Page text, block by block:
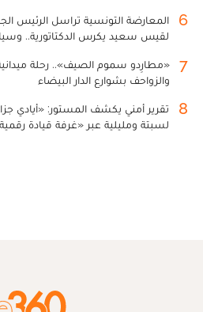
6
المعارضة التونسية تراسل الرئيس
لقيس سعيد يكرس الدكتاتورية..
7
«مطارِدو سموم الصيف».. رحلة
والزواحف بشوارع الدار البيضاء
8
تقرير أمني يكشف المستور: «أيادي
لسبتة ومليلية عبر «غرفة قيادة